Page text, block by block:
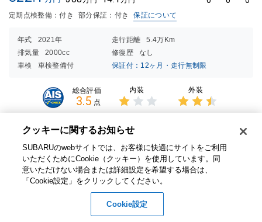
定期点検整備：付き 部分保証：付き 保証について
年式 2021年 走行距離
5.4万Km
排気量
2000cc 修復歴
なし
車検
車検整備付 保証付：12ヶ月・走行無制限
総合評価
3.5 点
内装
3点中
1点の
評価
外装
3点中
リアカメラ未装備
在庫店舗 スバル中四国株式会社（岡山） 岡山原尾島店
お問い合わせ番号 1000290999
お問い合わせ
クッキーに関するお知らせ​
SUBARUのwebサイトでは、お客様に快適にサイトをご利用
いただくためにCookie（クッキー）を使用しています。​ 同
意いただけない場合または詳細設定を希望する場合は、
「Cookie設定」をクリックしてください。​
Cookie設定